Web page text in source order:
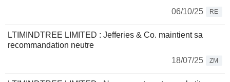
06/10/25
RE
LTIMINDTREE LIMITED : Jefferies & Co. maintient sa
recommandation neutre
18/07/25
ZM